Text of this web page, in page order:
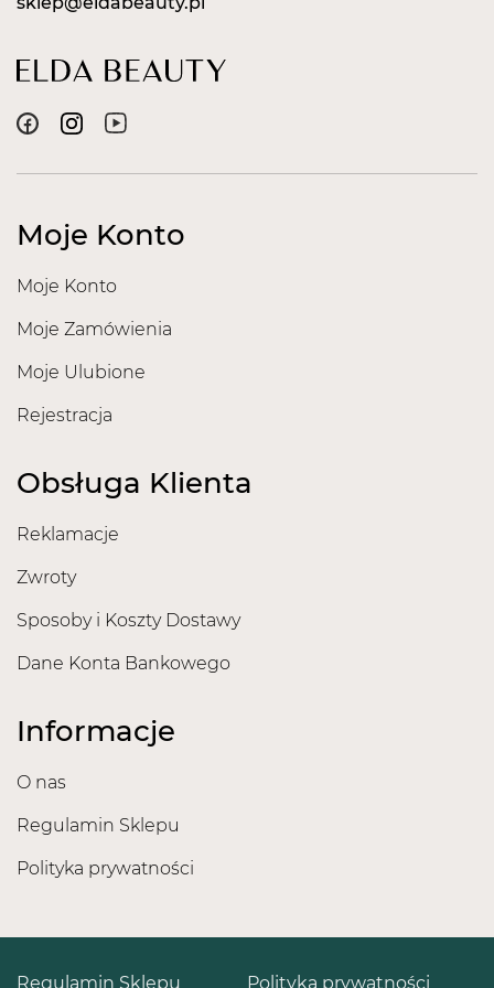
Moje Konto
Moje Konto
Moje Zamówienia
Moje Ulubione
Rejestracja
Obsługa Klienta
Reklamacje
Zwroty
Sposoby i Koszty Dostawy
Dane Konta Bankowego
Informacje
O nas
Regulamin Sklepu
Polityka prywatności
Polityka prywatności
Regulamin Sklepu